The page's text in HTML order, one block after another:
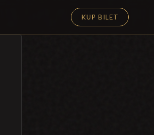
KUP BILET